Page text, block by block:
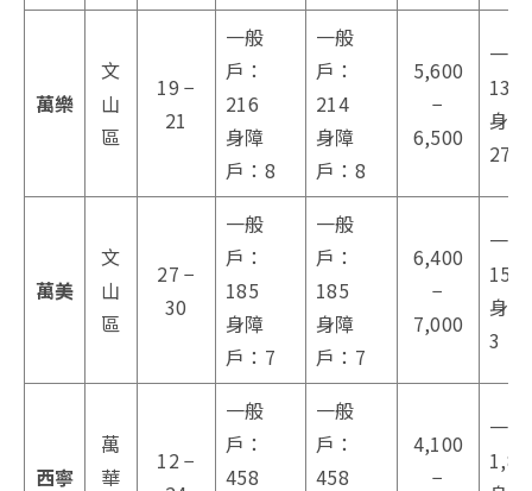
萬樂
文
山
區
19 −
21
一般
戶：
216
身障
戶：8
一般
戶：
214
身障
戶：8
5,600
−
6,500
一
132
身
27
萬美
文
山
區
27 −
30
一般
戶：
185
身障
戶：7
一般
戶：
185
身障
戶：7
6,400
−
7,000
一
15
身
3
西寧
萬
華
12 −
一般
戶：
458
一般
戶：
458
4,100
−
一